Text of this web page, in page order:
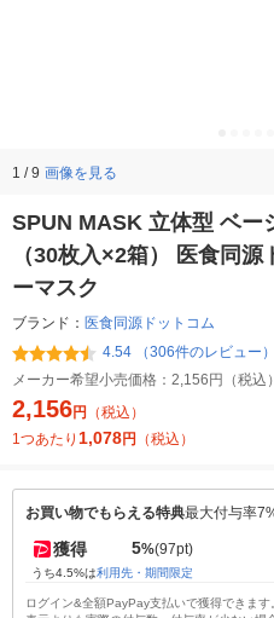
1 / 9 画像を見る
SPUN MASK 立体型 ベー
（30枚入×2箱） 医食同
ーマスク
ブランド： 医食同源ドットコム
4.54 （306件のレビュー）
メーカー希望小売価格： 2,156円（税込）
2,156円
（税込）
1つあたり 1,078円 （税込）
お買い物でもらえる特典最大付与率
獲得 5%(97pt)
うち4.5%は利用先・期間限定
ログイン&全額PayPay支払いで獲得できま